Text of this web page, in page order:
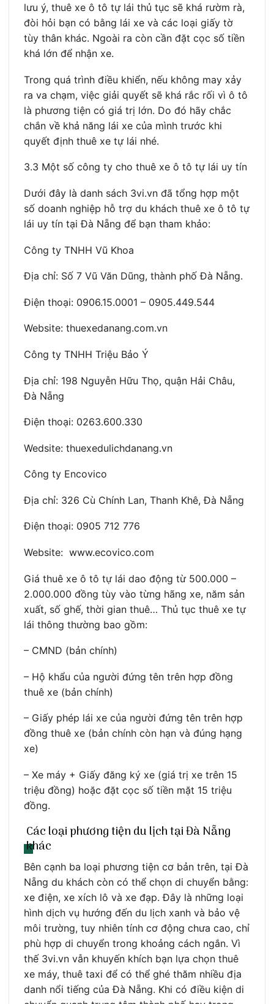
lưu ý, thuê xe ô tô tự lái thủ tục sẽ khá rườm rà,
đòi hỏi bạn có bằng lái xe và các loại giấy tờ
tùy thân khác. Ngoài ra còn cần đặt cọc số tiền
khá lớn để nhận xe.
Trong quá trình điều khiển, nếu không may xảy
ra va chạm, việc giải quyết sẽ khá rắc rối vì ô tô
là phương tiện có giá trị lớn. Do đó hãy chắc
chắn về khả năng lái xe của mình trước khi
quyết định thuê xe tự lái nhé.
3.3 Một số công ty cho thuê xe ô tô tự lái uy tín
Dưới đây là danh sách 3vi.vn đã tổng hợp một
số doanh nghiệp hỗ trợ du khách thuê xe ô tô tự
lái uy tín tại Đà Nẵng để bạn tham khảo:
Công ty TNHH Vũ Khoa
Địa chỉ: Số 7 Vũ Văn Dũng, thành phố Đà Nẵng.
Điện thoại: 0906.15.0001 – 0905.449.544
Website: thuexedanang.com.vn
Công ty TNHH Triệu Bảo Ý
Địa chỉ: 198 Nguyễn Hữu Thọ, quận Hải Châu,
Đà Nẵng
Điện thoại: 0263.600.330
Wedsite: thuexedulichdanang.vn
Công ty Encovico
Địa chỉ: 326 Cù Chính Lan, Thanh Khê, Đà Nẵng
Điện thoại: 0905 712 776
Website: www.ecovico.com
Giá thuê xe ô tô tự lái dao động từ 500.000 –
2.000.000 đồng tùy vào từng hãng xe, năm sản
xuất, số ghế, thời gian thuê… Thủ tục thuê xe tự
lái thông thường bao gồm:
– CMND (bản chính)
– Hộ khẩu của người đứng tên trên hợp đồng
thuê xe (bản chính)
– Giấy phép lái xe của người đứng tên trên hợp
đồng thuê xe (bản chính còn hạn và đúng hạng
xe)
– Xe máy + Giấy đăng ký xe (giá trị xe trên 15
triệu đồng) hoặc đặt cọc số tiền mặt 15 triệu
đồng.
Các loại phương tiện du lịch tại Đà Nẵng
khác
Bên cạnh ba loại phương tiện cơ bản trên, tại Đà
Nẵng du khách còn có thể chọn di chuyển bằng:
xe điện, xe xích lô và xe đạp. Đây là những loại
hình dịch vụ hướng đến du lịch xanh và bảo vệ
môi trường, tuy nhiên tính cơ động chưa cao, chỉ
phù hợp di chuyển trong khoảng cách ngắn. Vì
thế 3vi.vn vẫn khuyến khích bạn lựa chọn thuê
xe máy, thuê taxi để có thể ghé thăm nhiều địa
danh nổi tiếng của Đà Nẵng. Khi có điều kiện di